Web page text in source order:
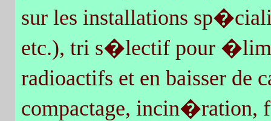
sur les installations
etc.), tri s�lectif pour
radioactifs et en baisser de
compactage, incin�ration,